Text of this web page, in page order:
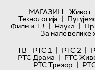
МАГАЗИН
Живот
Технологијa |
Филм и ТВ | Наука |
За мале велике
ТВ
РТС 1 | РТС 2 |
РТС Драма | РТС
РТС Трезор |